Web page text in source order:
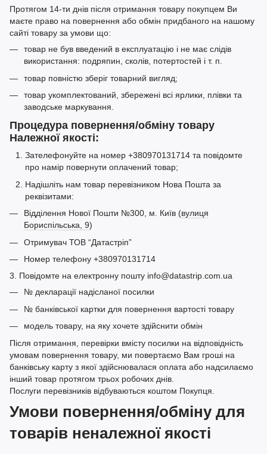
Протягом 14-ти днів після отримання товару покупцем Ви
маєте право на повернення або обмін придбаного на нашому
сайті товару за умови що:
товар не був введений в експлуатацію і не має слідів
використання: подряпин, сколів, потертостей і т. п.
товар повністю зберіг товарний вигляд;
товар укомплектований, збережені всі ярлики, плівки та
заводське маркування.
Процедура повернення/обміну товару
Належної якості:
Зателефонуйте на номер +380970131714 та повідомте
про намір повернути оплачений товар;
Надішліть нам товар перевізником Нова Пошта за
реквізитами:
Відділення Нової Пошти №300, м. Київ (вулиця
Бориспільська, 9)
Отримувач ТОВ “Датастріп”
Номер телефону +380970131714
3. Повідомте на електронну пошту info@datastrip.com.ua
№ декларації надісланої посилки
№ банківської картки для повернення вартості товару
модель товару, на яку хочете здійснити обмін
Після отримання, перевірки вмісту посилки на відповідність
умовам повернення товару, ми повертаємо Вам гроші на
банківську карту з якої здійснювалася оплата або надсилаємо
інший товар протягом трьох робочих днів.
Послуги перевізників відбуваються коштом Покупця.
Умови повернення/обміну для
товарів неналежної якості